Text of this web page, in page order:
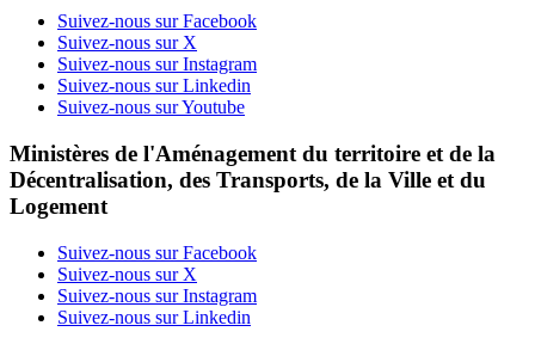
Suivez-nous sur Facebook
Suivez-nous sur X
Suivez-nous sur Instagram
Suivez-nous sur Linkedin
Suivez-nous sur Youtube
Ministères de l'Aménagement du territoire et de la
Décentralisation, des Transports, de la Ville et du
Logement
Suivez-nous sur Facebook
Suivez-nous sur X
Suivez-nous sur Instagram
Suivez-nous sur Linkedin